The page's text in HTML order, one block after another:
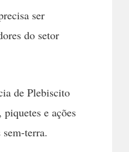
ser
do setor
de Plebiscito
e ações
terra.